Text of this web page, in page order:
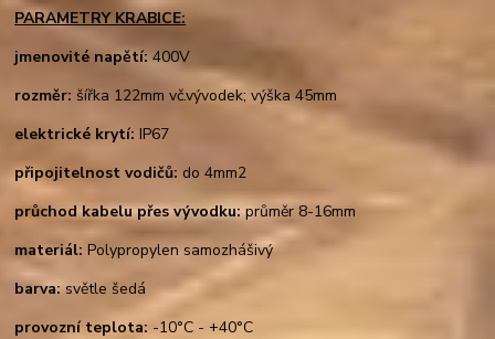
PARAMETRY KRABICE:
jmenovité napětí:400V
rozměr: šířka 122mm vč.vývodek; výška 45mm
elektrické krytí: IP67
připojitelnost vodičů: do 4mm2
průchod kabelu přes vývodku: průměr 8-16mm
materiál: Polypropylen samozhášivý
barva:světle šedá
provozní teplota: -10°C - +40°C